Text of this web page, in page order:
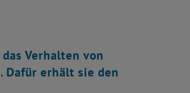
Verhalten von
Dafür erhält sie den